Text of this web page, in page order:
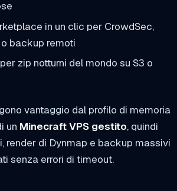
in un clic per CrowdSec,
backup remoti
zip notturni del mondo su S3 o
vantaggio dal profilo di memoria
un Minecraft VPS gestito, quindi
render di Dynmap e backup massivi
senza errori di timeout.